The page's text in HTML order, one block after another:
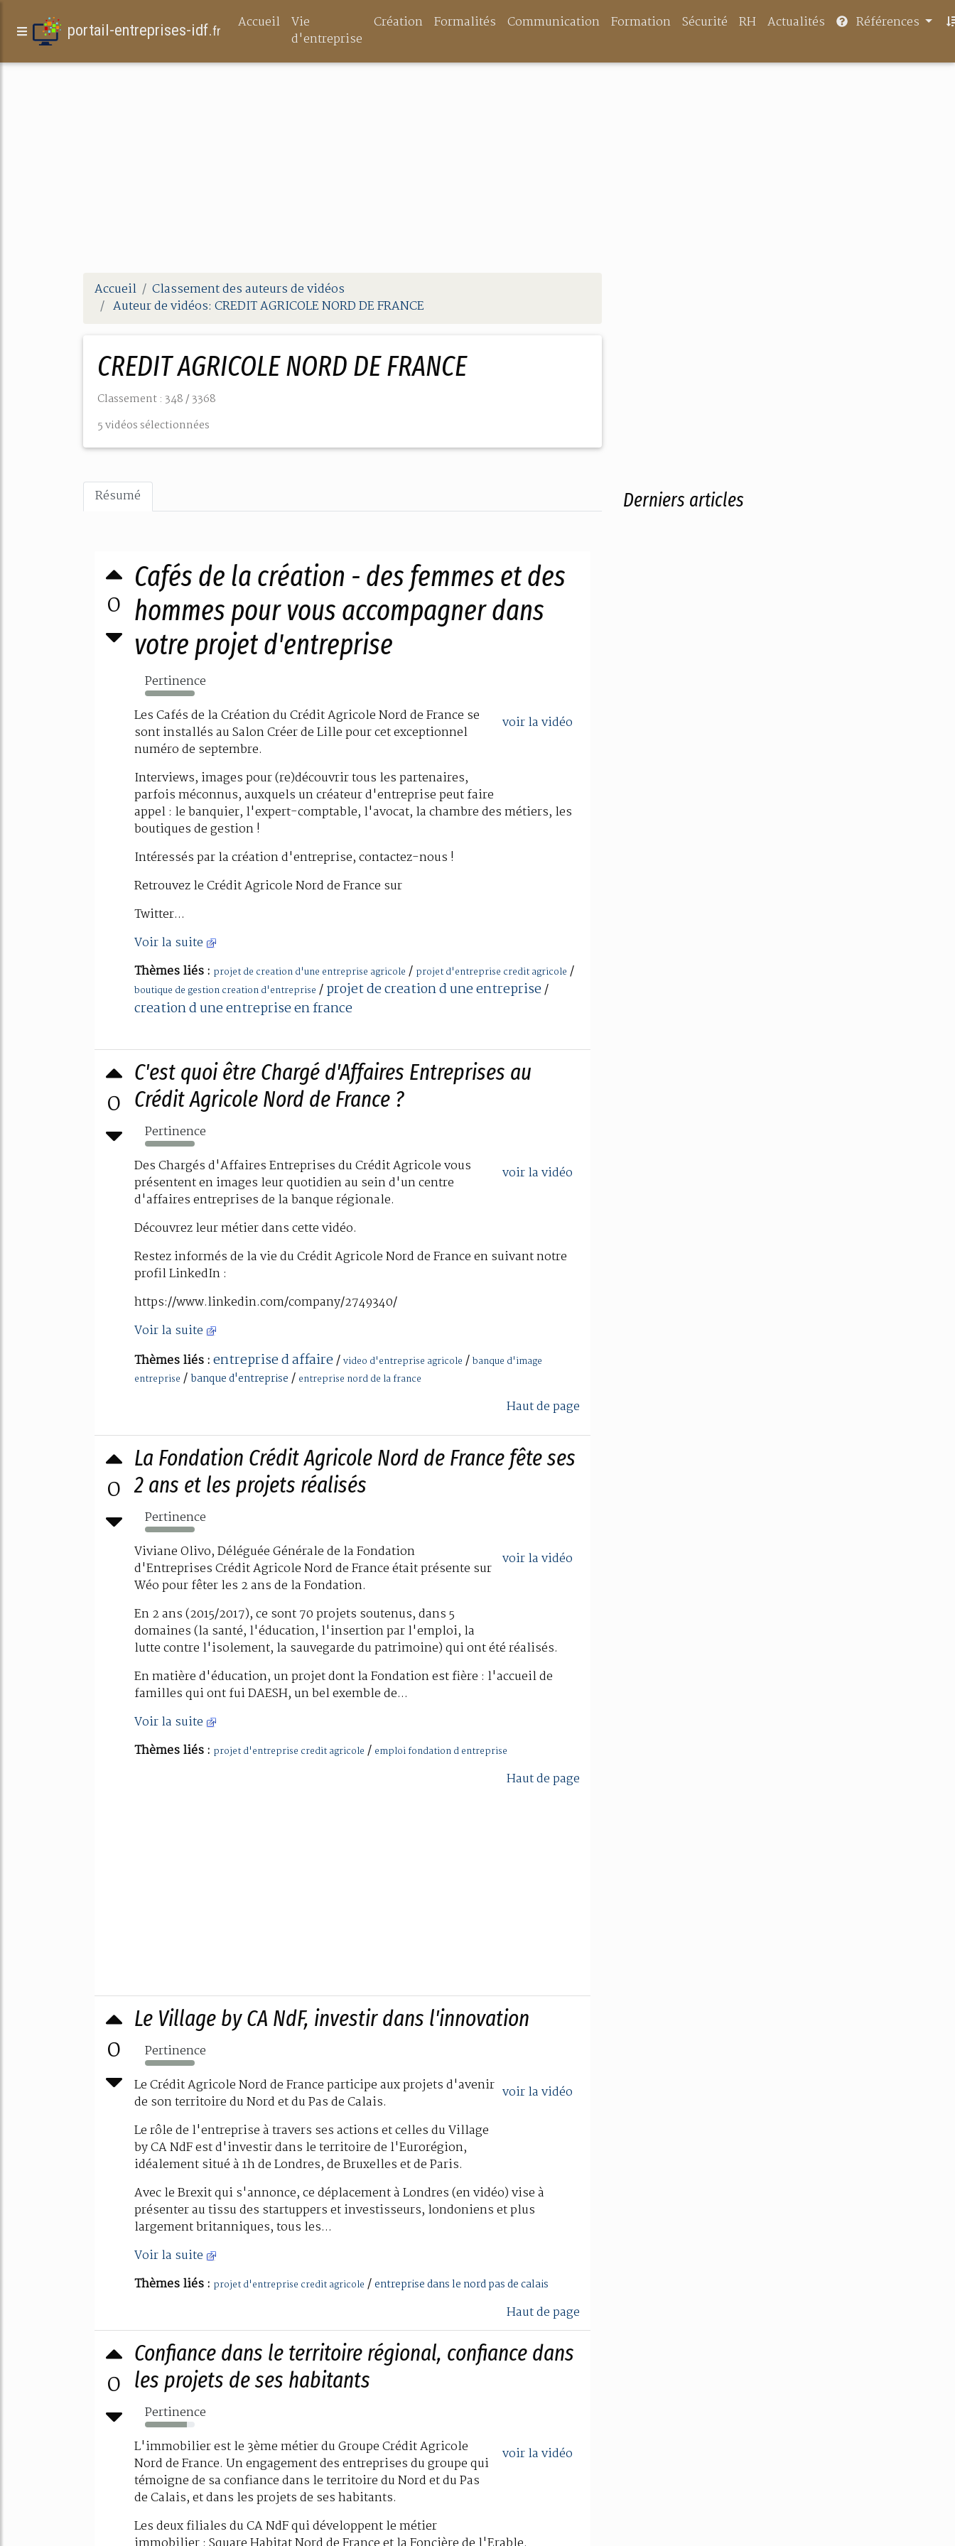
portail-entreprises-idf.fr Accueil Vie
d'entreprise
Création Formalités Communication Formation Sécurité RH Actualités Références
Accueil
Classement des auteurs de vidéos
Auteur de vidéos: CREDIT AGRICOLE NORD DE FRANCE
CREDIT AGRICOLE NORD DE FRANCE
Classement : 348 / 3368
5 vidéos sélectionnées
Résumé
0
Cafés de la création - des femmes et des
hommes pour vous accompagner dans
votre projet d'entreprise
Pertinence
3051%
voir la vidéo
Les Cafés de la Création du Crédit Agricole Nord de France se
sont installés au Salon Créer de Lille pour cet exceptionnel
numéro de septembre.
Interviews, images pour (re)découvrir tous les partenaires,
parfois méconnus, auxquels un créateur d'entreprise peut faire
appel : le banquier, l'expert-comptable, l'avocat, la chambre des métiers, les
boutiques de gestion !
Intéressés par la création d'entreprise, contactez-nous !
Retrouvez le Crédit Agricole Nord de France sur
Twitter...
Voir la suite
Thèmes liés : projet de creation d'une entreprise agricole / projet d'entreprise credit agricole /
boutique de gestion creation d'entreprise /projet de creation d une entreprise/
creation d une entreprise en france
0
C'est quoi être Chargé d'Affaires Entreprises au
Crédit Agricole Nord de France ?
Pertinence
1161%
voir la vidéo
Des Chargés d'Affaires Entreprises du Crédit Agricole vous
présentent en images leur quotidien au sein d'un centre
d'affaires entreprises de la banque régionale.
Découvrez leur métier dans cette vidéo.
Restez informés de la vie du Crédit Agricole Nord de France en suivant notre
profil LinkedIn :
https://www.linkedin.com/company/2749340/
Voir la suite
Thèmes liés :entreprise d affaire/video d'entreprise agricole /banque d'image
entreprise /banque d'entreprise / entreprise nord de la france
Haut de page
0
La Fondation Crédit Agricole Nord de France fête ses
2 ans et les projets réalisés
Pertinence
175%
voir la vidéo
Viviane Olivo, Déléguée Générale de la Fondation
d'Entreprises Crédit Agricole Nord de France était présente sur
Wéo pour fêter les 2 ans de la Fondation.
En 2 ans (2015/2017), ce sont 70 projets soutenus, dans 5
domaines (la santé, l'éducation, l'insertion par l'emploi, la
lutte contre l'isolement, la sauvegarde du patrimoine) qui ont été réalisés.
En matière d'éducation, un projet dont la Fondation est fière : l'accueil de
familles qui ont fui DAESH, un bel exemble de...
Voir la suite
Thèmes liés : projet d'entreprise credit agricole / emploi fondation d entreprise
Haut de page
0
Le Village by CA NdF, investir dans l'innovation
Pertinence
108%
voir la vidéo
Le Crédit Agricole Nord de France participe aux projets d'avenir
de son territoire du Nord et du Pas de Calais.
Le rôle de l'entreprise à travers ses actions et celles du Village
by CA NdF est d'investir dans le territoire de l'Eurorégion,
idéalement situé à 1h de Londres, de Bruxelles et de Paris.
Avec le Brexit qui s'annonce, ce déplacement à Londres (en vidéo) vise à
présenter au tissu des startuppers et investisseurs, londoniens et plus
largement britanniques, tous les...
Voir la suite
Thèmes liés : projet d'entreprise credit agricole / entreprise dans le nord pas de calais
Haut de page
0
Confiance dans le territoire régional, confiance dans
les projets de ses habitants
Pertinence
84%
voir la vidéo
L'immobilier est le 3ème métier du Groupe Crédit Agricole
Nord de France. Un engagement des entreprises du groupe qui
témoigne de sa confiance dans le territoire du Nord et du Pas
de Calais, et dans les projets de ses habitants.
Les deux filiales du CA NdF qui développent le métier
Derniers articles